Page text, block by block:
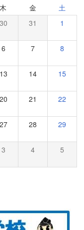
木 金 土
30 31 1
6 7 8
13 14 15
20 21 22
27 28 29
3 4 5